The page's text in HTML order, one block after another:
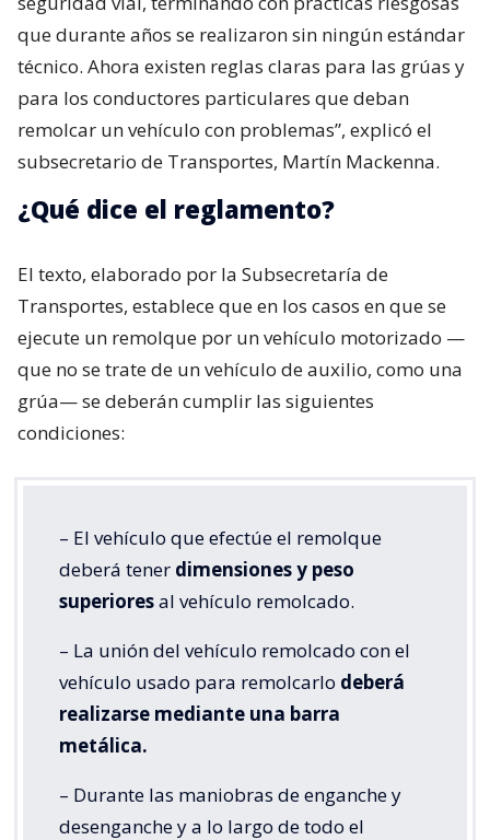
que durante años se realizaron sin ningún estándar
técnico. Ahora existen reglas claras para las grúas y
para los conductores particulares que deban
remolcar un vehículo con problemas”, explicó el
subsecretario de Transportes, Martín Mackenna.
¿Qué dice el reglamento?
El texto, elaborado por la Subsecretaría de
Transportes, establece que en los casos en que se
ejecute un remolque por un vehículo motorizado —
que no se trate de un vehículo de auxilio, como una
grúa— se deberán cumplir las siguientes
condiciones:
– El vehículo que efectúe el remolque
deberá tener dimensiones y peso
superioresal vehículo remolcado.
– La unión del vehículo remolcado con el
vehículo usado para remolcarlo deberá
realizarse mediante una barra
metálica.
– Durante las maniobras de enganche y
desenganche y a lo largo de todo el